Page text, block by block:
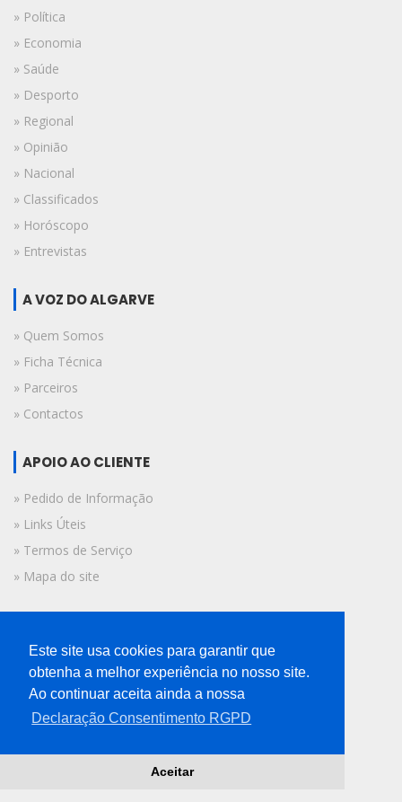
» Política
» Economia
» Saúde
» Desporto
» Regional
» Opinião
» Nacional
» Classificados
» Horóscopo
» Entrevistas
A VOZ DO ALGARVE
» Quem Somos
» Ficha Técnica
» Parceiros
» Contactos
APOIO AO CLIENTE
» Pedido de Informação
» Links Úteis
» Termos de Serviço
» Mapa do site
© 2019 A Voz do Algarve.
Todos os direitos reservados.
Este site usa cookies para garantir que
obtenha a melhor experiência no nosso site.
Ao continuar aceita ainda a nossa
Declaração Consentimento RGPD
Aceitar